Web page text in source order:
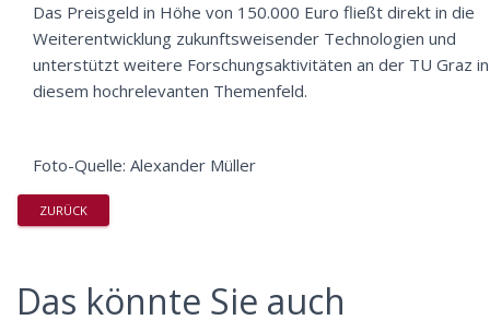
Das Preisgeld in Höhe von 150.000 Euro fließt direkt in die
Weiterentwicklung zukunftsweisender Technologien und
unterstützt weitere Forschungsaktivitäten an der TU Graz in
diesem hochrelevanten Themenfeld.
Foto-Quelle: Alexander Müller
ZURÜCK
Das könnte Sie auch